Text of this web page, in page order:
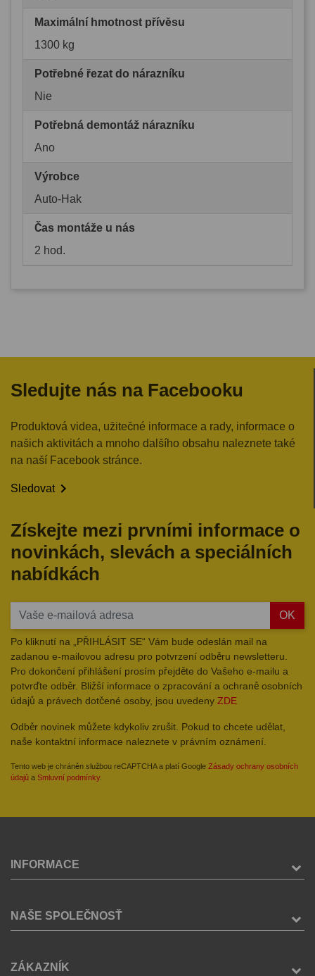
Maximální hmotnost přívěsu
1300 kg
Potřebné řezat do nárazníku
Nie
Potřebná demontáž nárazníku
Ano
Výrobce
Auto-Hak
Čas montáže u nás
2 hod.
Sledujte nás na Facebooku
Produktová videa, užitečné informace a rady, informace o
našich aktivitách a mnoho dalšího obsahu naleznete také
na naší Facebook stránce.
Sledovat
Získejte mezi prvními informace o
novinkách, slevách a speciálních
nabídkách
OK
Po kliknutí na „PŘIHLÁSIT SE“ Vám bude odeslán mail na
zadanou e-mailovou adresu pro potvrzení odběru newsletteru.
Pro dokončení přihlášení prosím přejděte do Vašeho e-mailu a
potvrďte odběr. Bližší informace o zpracování a ochraně osobních
údajů a právech dotčené osoby, jsou uvedeny ZDE
Odběr novinek můžete kdykoliv zrušit. Pokud to chcete udělat,
naše kontaktní informace naleznete v právním oznámení.
Tento web je chráněn službou reCAPTCHA a platí Google Zásady ochrany osobních
údajů a Smluvní podmínky.
INFORMACE
NAŠE SPOLEČNOSŤ
ZÁKAZNÍK